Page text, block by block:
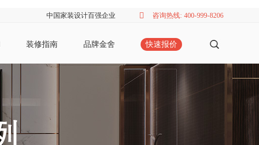
中国家装设计百强企业 咨询热线: 400-999-8206
装修指南 品牌金舍 快速报价